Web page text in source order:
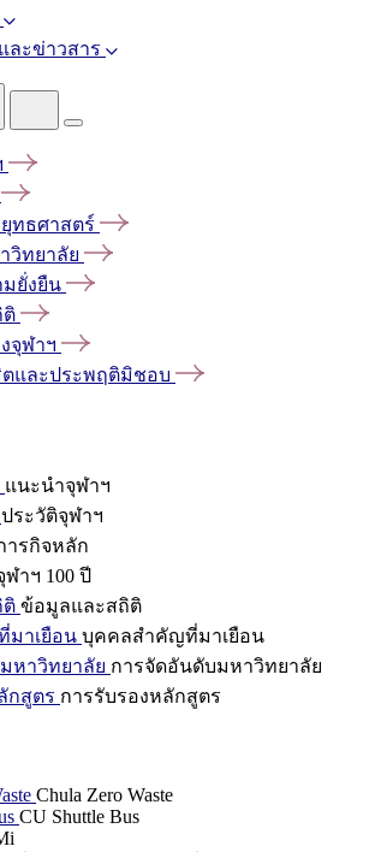
ละข่าวสาร
ทธศาสตร์
วิทยาลัย
ยั่งยืน
ติ
จุฬาฯ
ตและประพฤติมิชอบ
แนะนำจุฬาฯ
ประวัติจุฬาฯ
ารกิจหลัก
ฬาฯ 100 ปี
ติ ข้อมูลและสถิติ
าเยือน บุคคลสำคัญที่มาเยือน
หาวิทยาลัย การจัดอันดับมหาวิทยาลัย
กสูตร การรับรองหลักสูตร
Chula Zero Waste
CU Shuttle Bus